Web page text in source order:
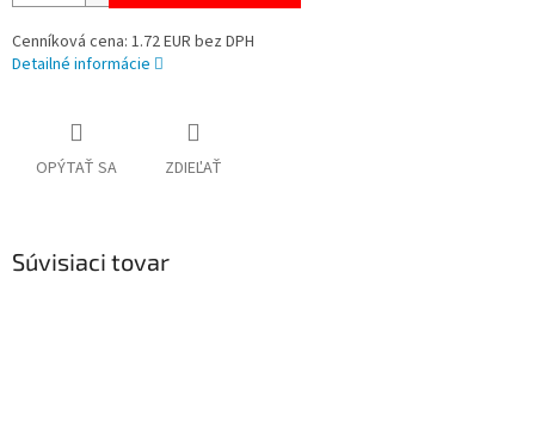
Cenníková cena: 1.72 EUR bez DPH
Detailné informácie
OPÝTAŤ SA ZDIEĽAŤ
Súvisiaci tovar